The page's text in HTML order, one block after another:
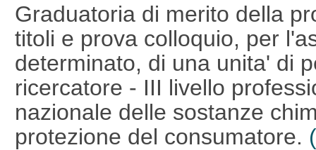
Graduatoria di merito della
titoli e prova colloquio, per
determinato, di una unita' di
ricercatore - III livello
nazionale delle sostanze
protezione del consumatore.